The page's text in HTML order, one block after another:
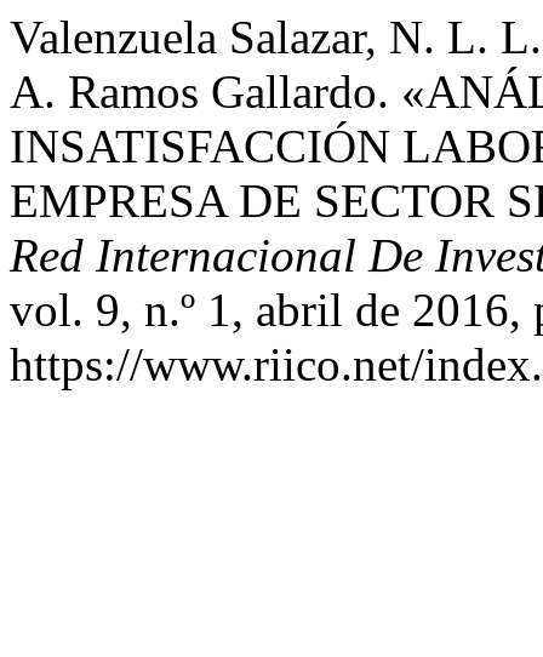
Valenzuela Salazar, N. L.
A. Ramos Gallardo.
INSATISFACCIÓN
EMPRESA DE SECTOR
Red Internacional De
vol. 9, n.º 1, abril de 2016,
https://www.riico.net/